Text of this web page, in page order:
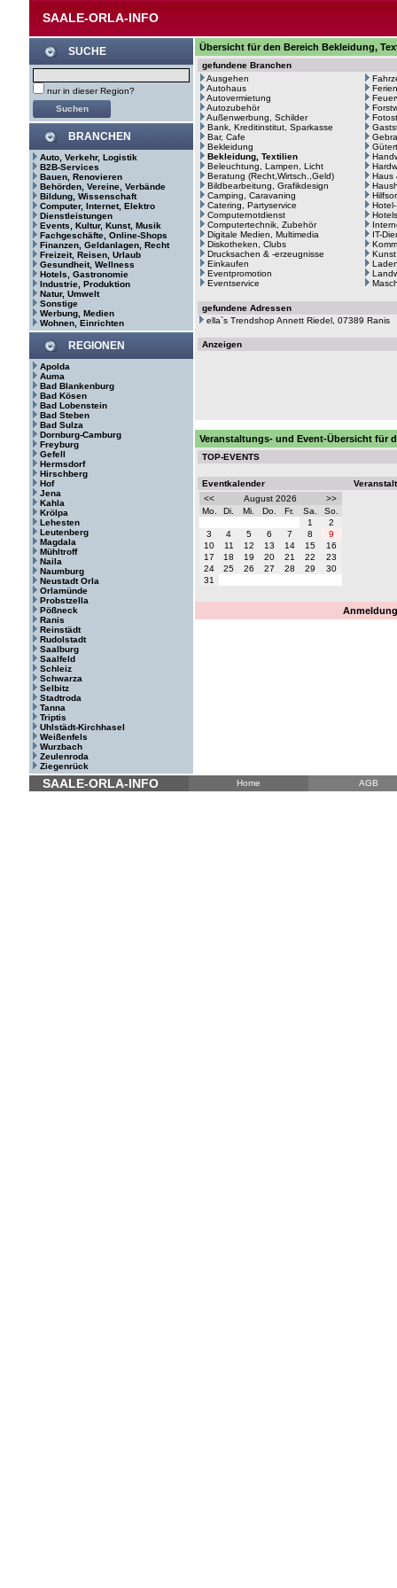
SAALE-ORLA-INFO
SUCHE
nur in dieser Region?
BRANCHEN
Auto, Verkehr, Logistik
B2B-Services
Bauen, Renovieren
Behörden, Vereine, Verbände
Bildung, Wissenschaft
Computer, Internet, Elektro
Dienstleistungen
Events, Kultur, Kunst, Musik
Fachgeschäfte, Online-Shops
Finanzen, Geldanlagen, Recht
Freizeit, Reisen, Urlaub
Gesundheit, Wellness
Hotels, Gastronomie
Industrie, Produktion
Natur, Umwelt
Sonstige
Werbung, Medien
Wohnen, Einrichten
REGIONEN
Apolda
Auma
Bad Blankenburg
Bad Kösen
Bad Lobenstein
Bad Steben
Bad Sulza
Dornburg-Camburg
Freyburg
Gefell
Hermsdorf
Hirschberg
Hof
Jena
Kahla
Krölpa
Lehesten
Leutenberg
Magdala
Mühltroff
Naila
Naumburg
Neustadt Orla
Orlamünde
Probstzella
Pößneck
Ranis
Reinstädt
Rudolstadt
Saalburg
Saalfeld
Schleiz
Schwarza
Selbitz
Stadtroda
Tanna
Triptis
Uhlstädt-Kirchhasel
Weißenfels
Wurzbach
Zeulenroda
Ziegenrück
Übersicht für den Bereich Bekleidung,
gefundene Branchen
Ausgehen
Autohaus
Autovermietung
Autozubehör
Außenwerbung, Schilder
Bank, Kreditinstitut, Sparkasse
Bar, Cafe
Bekleidung
Bekleidung, Textilien
Beleuchtung, Lampen, Licht
Beratung (Recht,Wirtsch.,Geld)
Bildbearbeitung, Grafikdesign
Camping, Caravaning
Catering, Partyservice
Computernotdienst
Computertechnik, Zubehör
Digitale Medien, Multimedia
Diskotheken, Clubs
Drucksachen & -erzeugnisse
Einkaufen
Eventpromotion
Eventservice
Haus
IT-
Kunst
gefundene Adressen
ella`s Trendshop Annett Riedel, 07389 Ranis
Anzeigen
Veranstaltungs- und Event-Übersicht für
TOP-EVENTS
Eventkalender
<<
August 2026
>>
Mo.
Di. Mi. Do. Fr. Sa.
So.
1
2
3
4 5 6 7 8
9
10
11 12 13 14 15
16
17
18 19 20 21 22
23
24
25 26 27 28 29
30
31
SAALE-ORLA-INFO Home AGB